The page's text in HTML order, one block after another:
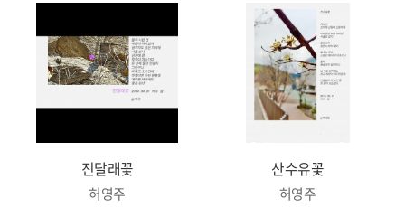
진달래꽃
허영주
산수유꽃
허영주